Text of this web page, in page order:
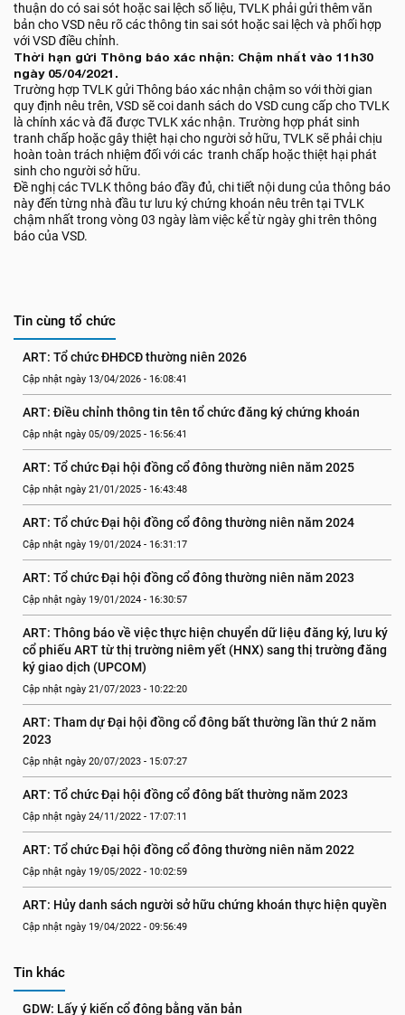
thuận do có sai sót hoặc sai lệch số liệu, TVLK phải gửi thêm văn
bản cho VSD nêu rõ các thông tin sai sót hoặc sai lệch và phối hợp
với VSD điều chỉnh.
Thời hạn gửi Thông báo xác nhận: Chậm nhất vào 11h30
ngày 05/04/2021.
Trường hợp TVLK gửi Thông báo xác nhận chậm so với thời gian
quy định nêu trên, VSD sẽ coi danh sách do VSD cung cấp cho TVLK
là chính xác và đã được TVLK xác nhận. Trường hợp phát sinh
tranh chấp hoặc gây thiệt hại cho người sở hữu, TVLK sẽ phải chịu
hoàn toàn trách nhiệm đối với các tranh chấp hoặc thiệt hại phát
sinh cho người sở hữu.
Đề nghị các TVLK thông báo đầy đủ, chi tiết nội dung của thông báo
này đến từng nhà đầu tư lưu ký chứng khoán nêu trên tại TVLK
chậm nhất trong vòng 03 ngày làm việc kể từ ngày ghi trên thông
báo của VSD.
Tin cùng tổ chức
ART: Tổ chức ĐHĐCĐ thường niên 2026
Cập nhật ngày 13/04/2026 - 16:08:41
ART: Điều chỉnh thông tin tên tổ chức đăng ký chứng khoán
Cập nhật ngày 05/09/2025 - 16:56:41
ART: Tổ chức Đại hội đồng cổ đông thường niên năm 2025
Cập nhật ngày 21/01/2025 - 16:43:48
ART: Tổ chức Đại hội đồng cổ đông thường niên năm 2024
Cập nhật ngày 19/01/2024 - 16:31:17
ART: Tổ chức Đại hội đồng cổ đông thường niên năm 2023
Cập nhật ngày 19/01/2024 - 16:30:57
ART: Thông báo về việc thực hiện chuyển dữ liệu đăng ký, lưu ký
cổ phiếu ART từ thị trường niêm yết (HNX) sang thị trường đăng
ký giao dịch (UPCOM)
Cập nhật ngày 21/07/2023 - 10:22:20
ART: Tham dự Đại hội đồng cổ đông bất thường lần thứ 2 năm
2023
Cập nhật ngày 20/07/2023 - 15:07:27
ART: Tổ chức Đại hội đồng cổ đông bất thường năm 2023
Cập nhật ngày 24/11/2022 - 17:07:11
ART: Tổ chức Đại hội đồng cổ đông thường niên năm 2022
Cập nhật ngày 19/05/2022 - 10:02:59
ART: Hủy danh sách người sở hữu chứng khoán thực hiện quyền
Cập nhật ngày 19/04/2022 - 09:56:49
Tin khác
GDW: Lấy ý kiến cổ đông bằng văn bản